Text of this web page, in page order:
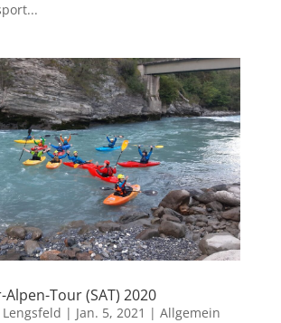
Tour (SAT) 2020
| Jan. 5, 2021 | Allgemein